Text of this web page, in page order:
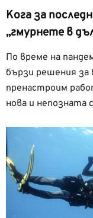
Кога за
„гмурнете в
По време на
бързи решения за
пренастроим
нова и непозната